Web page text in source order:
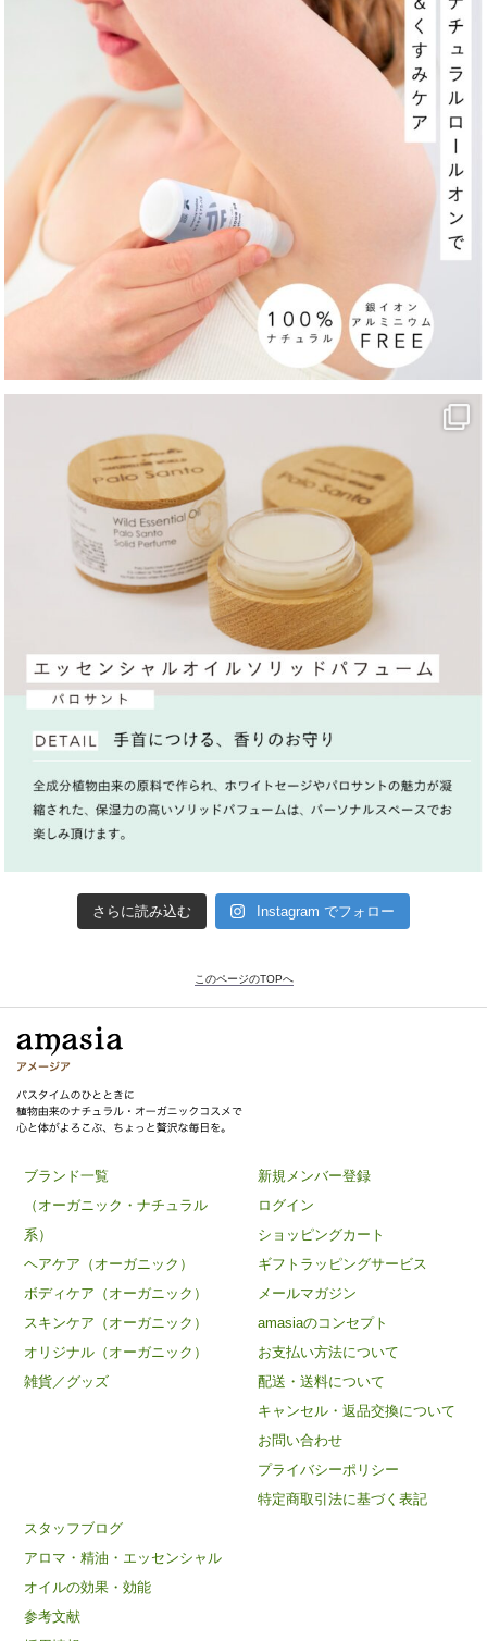
さらに読み込む Instagram でフォロー
このページのTOPへ
ブランド一覧
（オーガニック・ナチュラル
系）
ヘアケア（オーガニック）
ボディケア（オーガニック）
スキンケア（オーガニック）
オリジナル（オーガニック）
雑貨／グッズ
新規メンバー登録
ログイン
ショッピングカート
ギフトラッピングサービス
メールマガジン
amasiaのコンセプト
お支払い方法について
配送・送料について
キャンセル・返品交換について
お問い合わせ
プライバシーポリシー
特定商取引法に基づく表記
スタッフブログ
アロマ・精油・エッセンシャル
オイルの効果・効能
参考文献